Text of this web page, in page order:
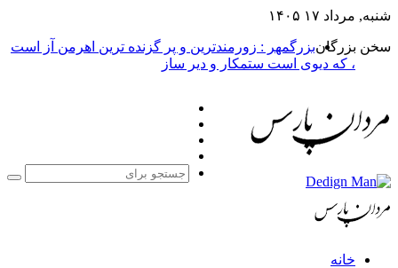
شنبه, مرداد ۱۷ ۱۴۰۵
سخن بزرگانبزرگمهر : زورمندترین و پر گزنده ترین اهرمن آز است
، که دیوی است ستمکار و دیر ساز
خانه